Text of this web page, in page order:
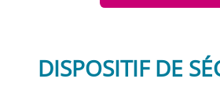
DISPOSITIF DE